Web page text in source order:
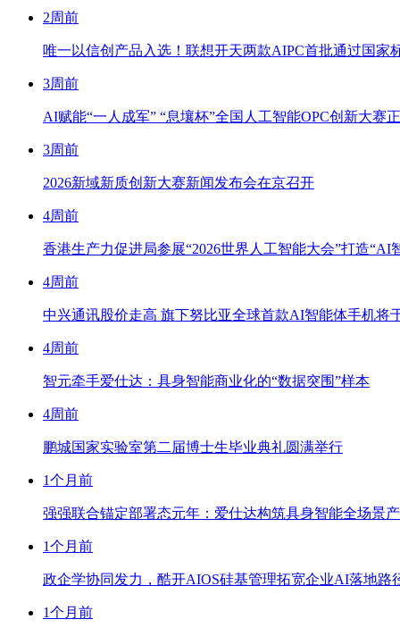
2周前
唯一以信创产品入选！联想开天两款AIPC首批通过国家
3周前
AI赋能“一人成军” “息壤杯”全国人工智能OPC创新大赛
3周前
2026新域新质创新大赛新闻发布会在京召开
4周前
香港生产力促进局参展“2026世界人工智能大会”打造“AI
4周前
中兴通讯股价走高 旗下努比亚全球首款AI智能体手机将
4周前
智元牵手爱仕达：具身智能商业化的“数据突围”样本
4周前
鹏城国家实验室第二届博士生毕业典礼圆满举行
1个月前
强强联合锚定部署态元年：爱仕达构筑具身智能全场景
1个月前
政企学协同发力，酷开AIOS硅基管理拓宽企业AI落地路
1个月前